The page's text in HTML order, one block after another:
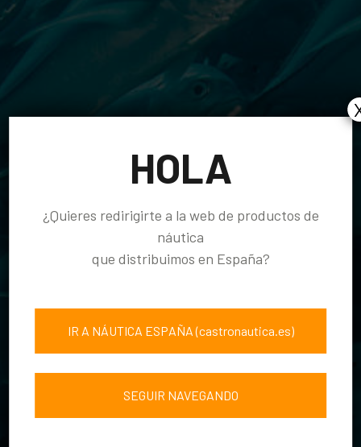
ACUICULTURA
HOLA
¿Quieres redirigirte a la web de productos de
náutica
que distribuimos en España?
IR A NÁUTICA ESPAÑA (castronautica.es)
SEGUIR NAVEGANDO